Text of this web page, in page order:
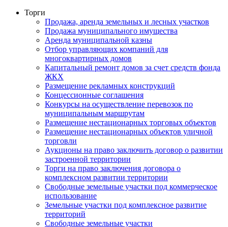
Торги
Продажа, аренда земельных и лесных участков
Продажа муниципального имущества
Аренда муниципальной казны
Отбор управляющих компаний для
многоквартирных домов
Капитальный ремонт домов за счет средств фонда
ЖКХ
Размещение рекламных конструкций
Концессионные соглашения
Конкурсы на осуществление перевозок по
муниципальным маршрутам
Размещение нестационарных торговых объектов
Размещение нестационарных объектов уличной
торговли
Аукционы на право заключить договор о развитии
застроенной территории
Торги на право заключения договора о
комплексном развитии территории
Свободные земельные участки под коммерческое
использование
Земельные участки под комплексное развитие
территорий
Свободные земельные участки